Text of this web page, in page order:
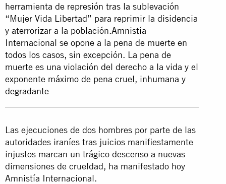
herramienta de represión tras la sublevación
“Mujer Vida Libertad” para reprimir la disidencia
y aterrorizar a la población.Amnistía
Internacional se opone a la pena de muerte en
todos los casos, sin excepción. La pena de
muerte es una violación del derecho a la vida y el
exponente máximo de pena cruel, inhumana y
degradante
Las ejecuciones de dos hombres por parte de las
autoridades iraníes tras juicios manifiestamente
injustos marcan un trágico descenso a nuevas
dimensiones de crueldad, ha manifestado hoy
Amnistía Internacional.